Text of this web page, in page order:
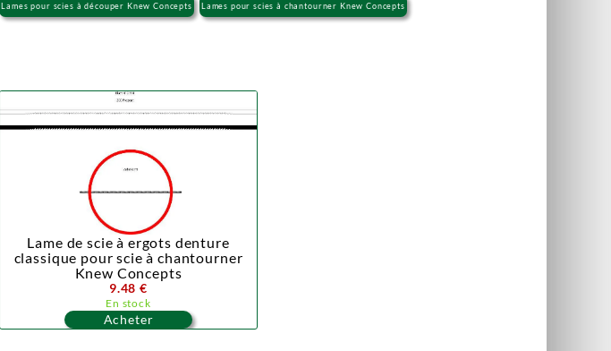
Lames pour scies à découper Knew Concepts Lames pour scies à chantourner Knew Concepts
Lame de scie à ergots denture
classique pour scie à chantourner
Knew Concepts
9.48 €
En stock
Acheter